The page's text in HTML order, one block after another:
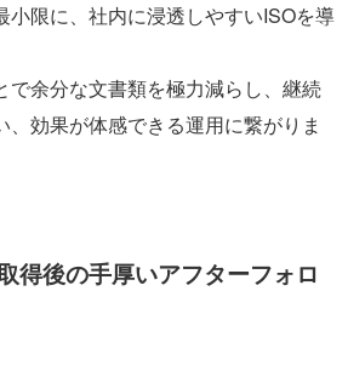
小限に、社内に浸透しやすいISOを導
で余分な文書類を極力減らし、継続
、効果が体感できる運用に繋がりま
得後の手厚いアフターフォロ